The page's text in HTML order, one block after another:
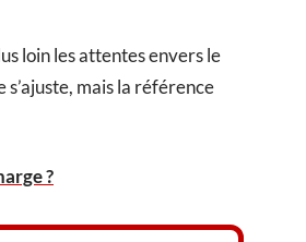
loin les attentes envers le
mais la référence
?